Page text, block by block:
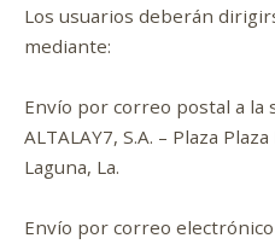
Los usuarios deberán
mediante:
Envío por correo postal a la
ALTALAY7, S.A. – Plaza
Laguna, La.
Envío por correo